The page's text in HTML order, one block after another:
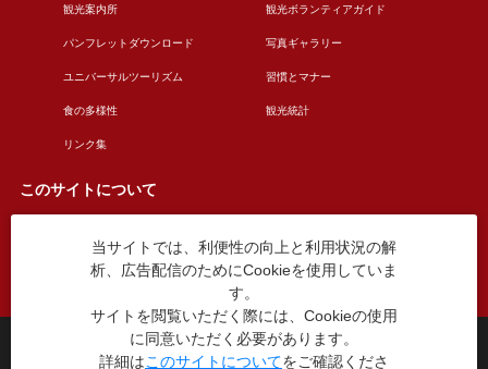
観光案内所 観光ボランティアガイド
パンフレットダウンロード 写真ギャラリー
ユニバーサルツーリズム 習慣とマナー
食の多様性 観光統計
リンク集
このサイトについて
このサイトについて 広告掲載について
お問い合わせ
台東区役所観光課
〒110-8615 東京都台東区東上野4丁目5番6号
当サイトでは、利便性の向上と利用状況の解
析、広告配信のためにCookieを使用していま
す。
サイトを閲覧いただく際には、Cookieの使用
に同意いただく必要があります。
詳細はこのサイトについてをご確認くださ